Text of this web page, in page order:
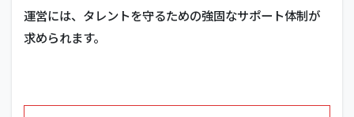
運営には、タレントを守るための強固なサポート体制が
求められます。